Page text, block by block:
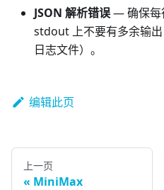
JSON 解析错误— 确保每
stdout 上不要有多余输
日志文件）。
编辑此页
上一页
MiniMax